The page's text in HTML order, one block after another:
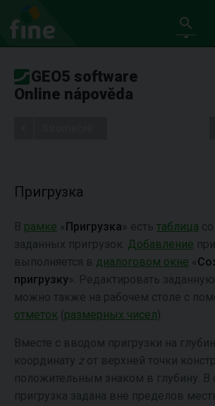
GEO5 software
Online nápověda
Пригрузка
В рамке « Пригрузка » есть таблица
заданных пригрузок. Добавление
выполняется в диалоговом окне «
пригрузку ». Редактировать
можно также на рабочем столе с
отметок ( размерных чисел).
Вместе с вводом пригрузки на
координату zот верхней точки
положительным знаком в глубину. В
пригрузка задана вне пределов